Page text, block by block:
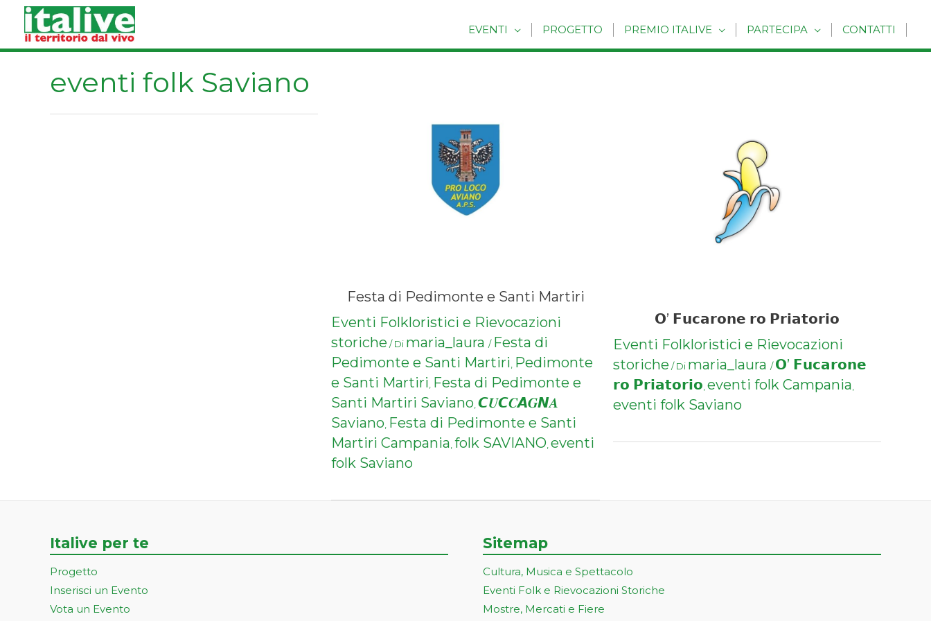
contenuto
EVENTI PROGETTO PREMIO ITALIVE PARTECIPA CONTATTI
eventi folk Saviano
Festa di Pedimonte e Santi Martiri
Eventi Folkloristici e Rievocazioni
storiche / Di maria_laura / Festa di
Pedimonte e Santi Martiri, Pedimonte
e Santi Martiri, Festa di Pedimonte e
Santi Martiri Saviano,𝘾𝑼𝘾𝑪𝘼𝑮𝙉𝑨
Saviano, Festa di Pedimonte e Santi
Martiri Campania, folk SAVIANO,eventi
folk Saviano
𝗢’ 𝗙𝘂𝗰𝗮𝗿𝗼𝗻𝗲 𝗿𝗼 𝗣𝗿𝗶𝗮𝘁𝗼𝗿𝗶𝗼
Eventi Folkloristici e Rievocazioni
storiche / Di maria_laura / 𝗢’ 𝗙𝘂𝗰𝗮𝗿𝗼𝗻𝗲
𝗿𝗼 𝗣𝗿𝗶𝗮𝘁𝗼𝗿𝗶𝗼, eventi folk Campania,
eventi folk Saviano
Italive per te
Progetto
Inserisci un Evento
Vota un Evento
Sitemap
Cultura, Musica e Spettacolo
Eventi Folk e Rievocazioni Storiche
Mostre, Mercati e Fiere